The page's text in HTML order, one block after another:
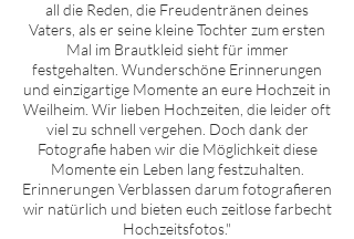
all die Reden, die Freudentränen deines
Vaters, als er seine kleine Tochter zum ersten
Mal im Brautkleid sieht für immer
festgehalten. Wunderschöne Erinnerungen
und einzigartige Momente an eure Hochzeit in
Weilheim . Wir lieben Hochzeiten, die leider oft
viel zu schnell vergehen. Doch dank der
Fotografie haben wir die Möglichkeit diese
Momente ein Leben lang festzuhalten.
Erinnerungen Verblassen darum fotografieren
wir natürlich und bieten euch zeitlose farbecht
Hochzeitsfotos."